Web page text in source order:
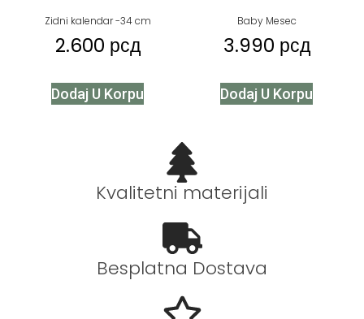
Zidni kalendar -34 cm
2.600 рсд
Dodaj U Korpu
Baby Mesec
3.990 рсд
Dodaj U Korpu
Kvalitetni materijali
Besplatna Dostava